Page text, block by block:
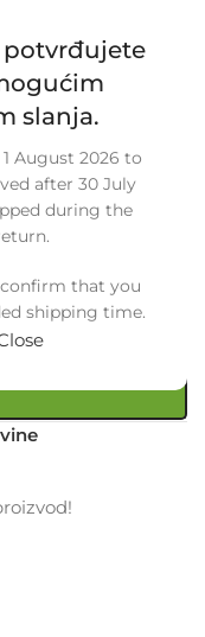
potvrđujete
slanja.
August 2026 to
after 30 July
during the
that you
shipping time.
4.2,
radni dan)
VAT